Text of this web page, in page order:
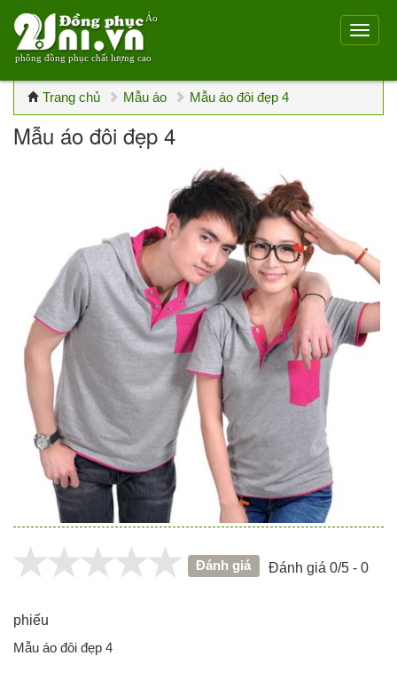
Áo
phông đồng phục chất lượng cao
Trang chủ Mẫu áo Mẫu áo đôi đẹp 4
Mẫu áo đôi đẹp 4
Đánh giá Đánh giá 0/5 - 0
phiếu
Mẫu áo đôi đẹp 4